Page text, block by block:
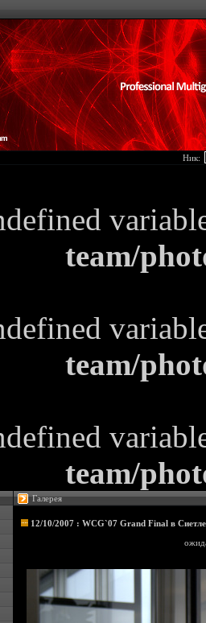
Ник:
team/
team/
team/
Галерея
12/10/2007 : WCG`07 Grand Final в